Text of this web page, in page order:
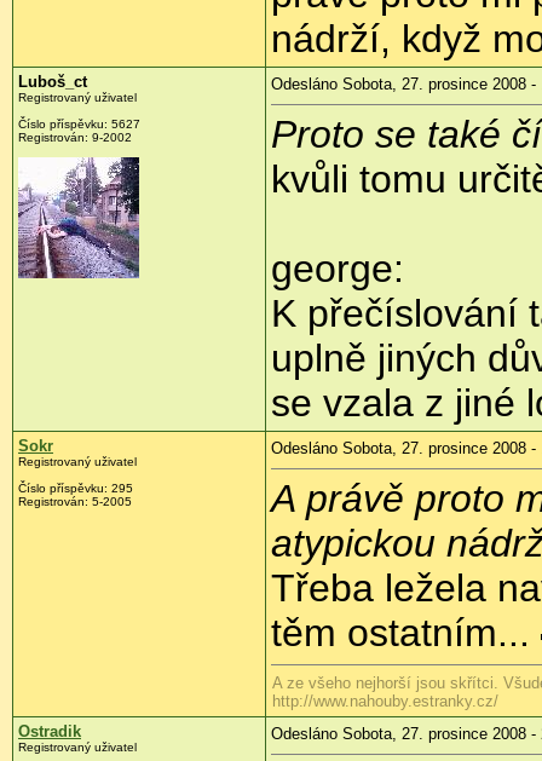
nádrží, když
Luboš_ct
Registrovaný uživatel
Číslo příspěvku: 5627
Registrován: 9-2002
Odesláno Sobota, 27. prosince 2008 -
Proto se také
kvůli tomu
george:
K přečíslování
uplně jiných
se vzala z jiné
Sokr
Registrovaný uživatel
Číslo příspěvku: 295
Registrován: 5-2005
Odesláno Sobota, 27. prosince 2008 -
A právě proto
atypickou
Třeba ležela
těm ostatním...
A ze všeho nejhorší jsou skřítci.
http://www.nahouby.estranky.cz/
Ostradik
Registrovaný uživatel
Odesláno Sobota, 27. prosince 2008 -